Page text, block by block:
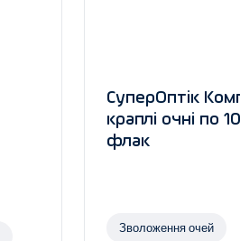
СуперОптік
краплі очні по
флак
Зволоження очей